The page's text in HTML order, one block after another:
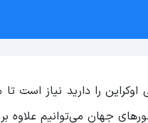
اوکراین را دارید نیاز
جهان می‌توانیم علاوه